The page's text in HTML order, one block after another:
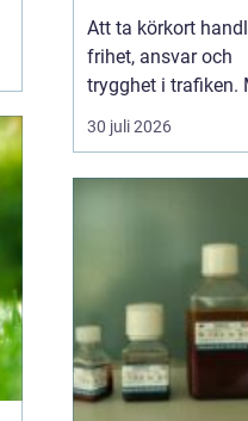
Att ta körkort
frihet, ansvar och
trygghet i trafiken.
allt detta finns
riskutbildning, som
tanke: att ge
förare en realistisk
av r...
30 juli 2026